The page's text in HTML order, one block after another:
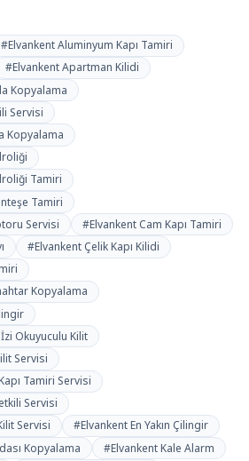
#Elvankent Aluminyum Kapı Tamiri
#Elvankent Apartman Kilidi
Kopyalama
Servisi
Kopyalama
Tamiri
Tamiri
Servisi
#Elvankent Cam Kapı Tamiri
#Elvankent Çelik Kapı Kilidi
Kopyalama
Okuyuculu Kilit
Servisi
Tamiri Servisi
Servisi
Servisi
#Elvankent En Yakın Çilingir
Kopyalama
#Elvankent Kale Alarm